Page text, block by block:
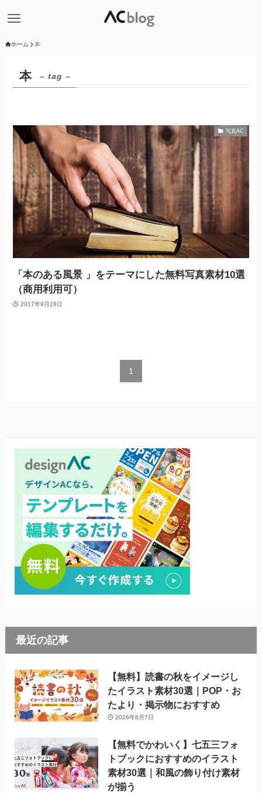
ホーム 本
本 – tag –
写真AC
「本のある風景 」をテーマにした無料写真素材10選
（商用利用可）
2017年9月28日
1
最近の記事
【無料】読書の秋をイメージし
たイラスト素材30選｜POP・お
たより・掲示物におすすめ
2026年8月7日
【無料でかわいく】七五三フォ
トブックにおすすめのイラスト
素材30選｜和風の飾り付け素材
が揃う